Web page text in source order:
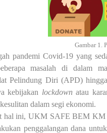
Gambar 1.
pandemi Covid-19 yang
masalah di dalam
Pelindung Diri (APD)
kebijakan lockdownatau
dalam segi ekonomi.
hal ini, UKM SAFE BEM KM
penggalangan dana